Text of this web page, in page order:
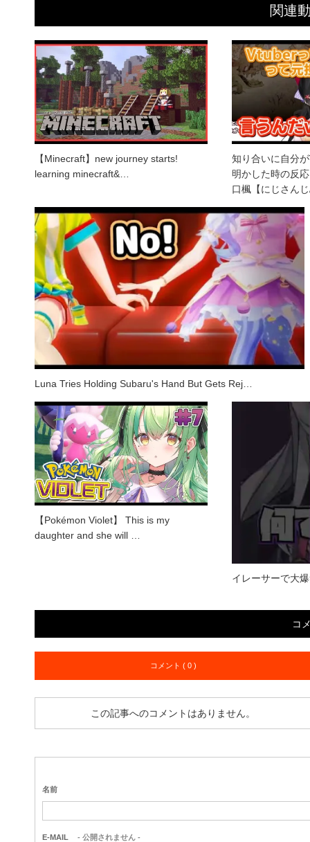
関連
【Minecraft】new journey starts!
learning minecraft&…
知り合いに自分
明かした時の反
口楓【にじさん
Luna Tries Holding Subaru's Hand But Gets Rej…
【Pokémon Violet】 This is my
daughter and she will …
イレーサーで大
コ
コメント ( 0 )
この記事へのコメントはありません。
名前
E-MAIL - 公開されません -